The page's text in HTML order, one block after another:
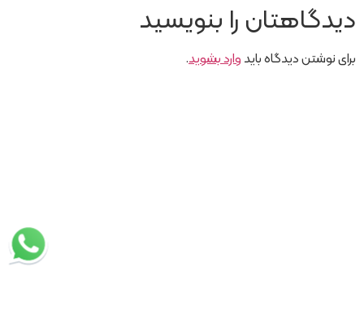
دیدگاهتان را بنویسید
برای نوشتن دیدگاه باید وارد بشوید.